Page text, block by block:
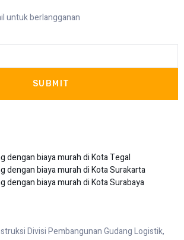
untuk berlangganan
SUBMIT
dengan biaya murah di Kota Tegal
dengan biaya murah di Kota Surakarta
dengan biaya murah di Kota Surabaya
Divisi Pembangunan Gudang Logistik,